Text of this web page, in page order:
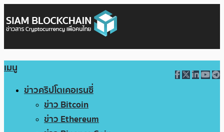
เมนู
ข่าวคริปโตเคอเรนซี่
ข่าว Bitcoin
ข่าว Ethereum